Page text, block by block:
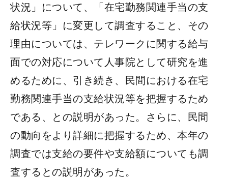
状況」について、「在宅勤務関連手当の支
給状況等」に変更して調査すること、その
理由については、テレワークに関する給与
面での対応について人事院として研究を進
めるために、引き続き、民間における在宅
勤務関連手当の支給状況等を把握するため
である、との説明があった。さらに、民間
の動向をより詳細に把握するため、本年の
調査では支給の要件や支給額についても調
査するとの説明があった。